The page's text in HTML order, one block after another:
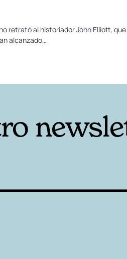
retrató al historiador John Elliott,
alcanzado…